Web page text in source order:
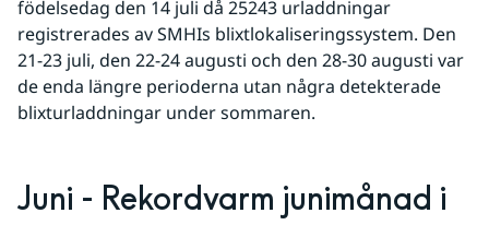
födelsedag den 14 juli då 25243 urladdningar
registrerades av SMHIs blixtlokaliseringssystem. Den
21-23 juli, den 22-24 augusti och den 28-30 augusti var
de enda längre perioderna utan några detekterade
blixturladdningar under sommaren.
Juni - Rekordvarm junimånad i